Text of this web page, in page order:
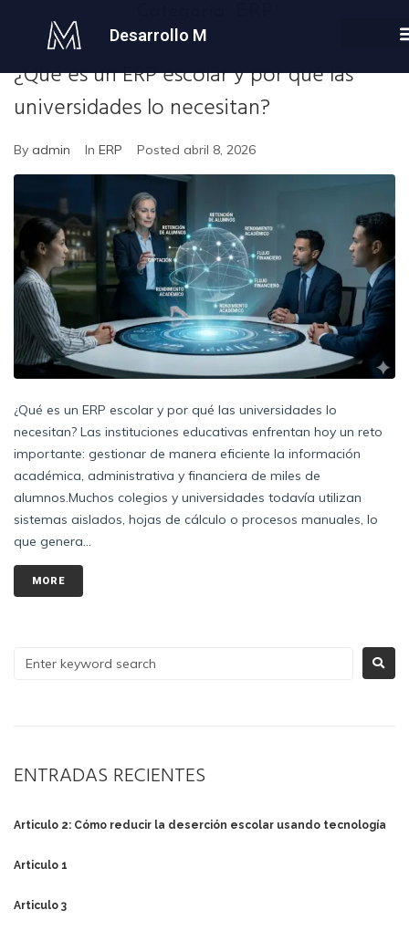
Desarrollo M
¿Qué es un ERP escolar y por qué las
universidades lo necesitan?
By admin In ERP Posted abril 8, 2026
¿Qué es un ERP escolar y por qué las universidades lo
necesitan? Las instituciones educativas enfrentan hoy un reto
importante: gestionar de manera eficiente la información
académica, administrativa y financiera de miles de
alumnos.Muchos colegios y universidades todavía utilizan
sistemas aislados, hojas de cálculo o procesos manuales, lo
que genera...
MORE
ENTRADAS RECIENTES
Articulo 2: Cómo reducir la deserción escolar usando tecnología
Articulo 1
Articulo 3